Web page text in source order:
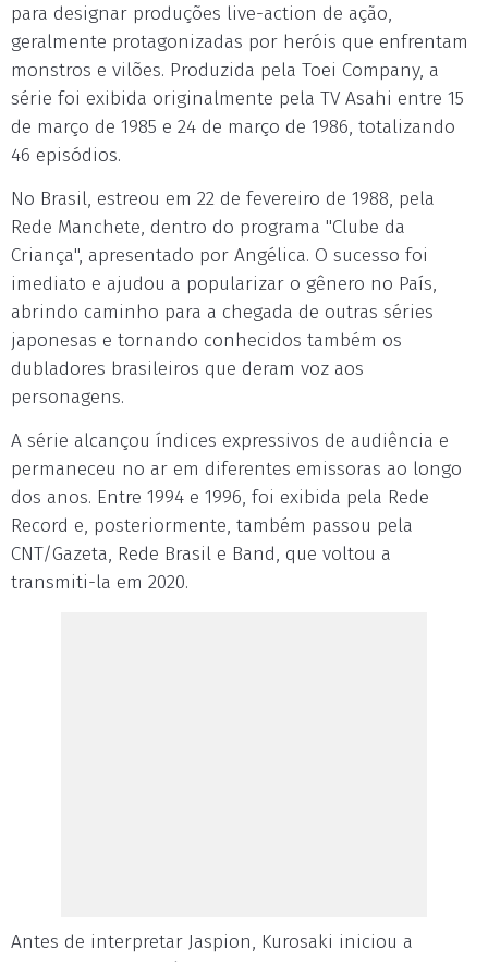
para designar produções live-action de ação,
geralmente protagonizadas por heróis que enfrentam
monstros e vilões. Produzida pela Toei Company, a
série foi exibida originalmente pela TV Asahi entre 15
de março de 1985 e 24 de março de 1986, totalizando
46 episódios.
No Brasil, estreou em 22 de fevereiro de 1988, pela
Rede Manchete, dentro do programa "Clube da
Criança", apresentado por Angélica. O sucesso foi
imediato e ajudou a popularizar o gênero no País,
abrindo caminho para a chegada de outras séries
japonesas e tornando conhecidos também os
dubladores brasileiros que deram voz aos
personagens.
A série alcançou índices expressivos de audiência e
permaneceu no ar em diferentes emissoras ao longo
dos anos. Entre 1994 e 1996, foi exibida pela Rede
Record e, posteriormente, também passou pela
CNT/Gazeta, Rede Brasil e Band, que voltou a
transmiti-la em 2020.
Antes de interpretar Jaspion, Kurosaki iniciou a